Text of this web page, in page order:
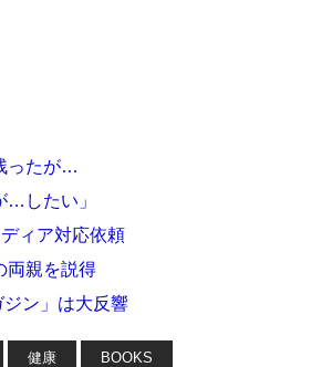
ったが…
…したい」
ィア対応依頼
両親を説得
ン」は大反響
健康 BOOKS